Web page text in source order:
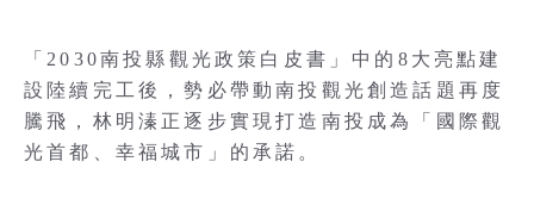
「2030南投縣觀光政策白皮書」中的8大亮點建
設陸續完工後，勢必帶動南投觀光創造話題再度
騰飛，林明溱正逐步實現打造南投成為「國際觀
光首都、幸福城市」的承諾。